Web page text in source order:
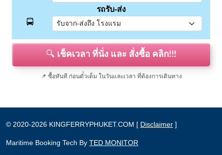
รถรับ-ส่ง
🚍
🔍 เช็คเวลา ที่นั่ง และ สั่งซื้อ คลิก!!!
📌 ซื้อทันที ก่อนตั๋วเต็ม ในวันและเวลา ที่ต้องการเดินทาง
© 2020-2026 KINGFERRYPHUKET.COM [ Disclaimer ]
Maritime Booking Tech By TED MONITOR